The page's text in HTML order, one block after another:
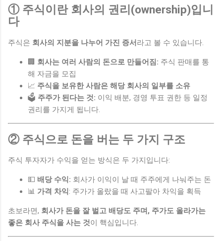
① 주식이란 회사의 권리(ownership)입니
다
주식은 회사의 지분을 나누어 가진 증서 라고 볼 수 있습니다.
🏢 회사는 여러 사람의 돈으로 만들어짐: 주식 판매를 통
해 자금을 모집
📈 주식을 보유한 사람은 해당 회사의 일부를 소유
🗳 주주가 된다는 것: 이익 배분, 경영 투표 권한 등 일정
권리를 가지게 됩니다.
② 주식으로 돈을 버는 두 가지 구조
주식 투자자가 수익을 얻는 방식은 두 가지입니다:
💵 배당 수익: 회사가 이익이 날 때 주주에게 나눠주는 돈
📊 가격 차익: 주가가 올랐을 때 사고팔아 차익을 획득
초보라면, 회사가 돈을 잘 벌고 배당도 주며, 주가도 올라가는
좋은 회사 주식을 사는 것이 핵심입니다.